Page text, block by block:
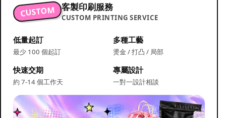
CUSTOM 客製印刷服務
CUSTOM PRINTING SERVICE
低量起訂
最少 100 個起訂
多種工藝
燙金 / 打凸 / 局部
快速交期
約 7-14 個工作天
專屬設計
一對一設計相談